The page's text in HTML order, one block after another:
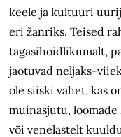
keele ja kultuuri
eri žanriks. Teised
tagasihoidlikumalt,
jaotuvad neljaks-
ole siiski vahet, kas
muinasjutu,
või venelastelt